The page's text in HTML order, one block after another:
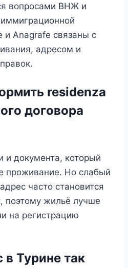
вопросами ВНЖ и
и Anagrafe связаны с
адресом и
residenza
договора
и документа, который
проживание. Но слабый
часто становится
поэтому жильё лучше
на регистрацию
Турине так